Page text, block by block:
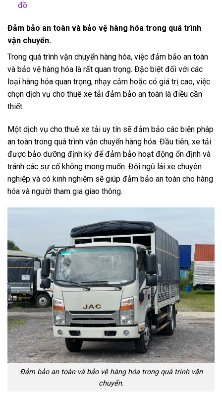
đồ
Đảm bảo an toàn và bảo vệ hàng hóa trong quá trình
vận chuyển.
Trong quá trình vận chuyển hàng hóa, việc đảm bảo an toàn
và bảo vệ hàng hóa là rất quan trọng. Đặc biệt đối với các
loại hàng hóa quan trọng, nhạy cảm hoặc có giá trị cao, việc
chọn dịch vụ cho thuê xe tải đảm bảo an toàn là điều cần
thiết.
Một dịch vụ cho thuê xe tải uy tín sẽ đảm bảo các biện pháp
an toàn trong quá trình vận chuyển hàng hóa. Đầu tiên, xe tải
được bảo dưỡng định kỳ để đảm bảo hoạt động ổn định và
tránh các sự cố không mong muốn. Đội ngũ lái xe chuyên
nghiệp và có kinh nghiệm sẽ giúp đảm bảo an toàn cho hàng
hóa và người tham gia giao thông.
Đảm bảo an toàn và bảo vệ hàng hóa trong quá trình vận
chuyển.